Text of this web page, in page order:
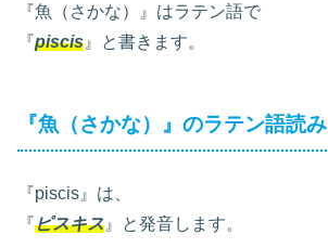
『魚（さかな）』はラテン語で
『piscis 』と書きます。
『魚（さかな）』のラテン語読み
『piscis』は、
『ピスキス 』と発音します。